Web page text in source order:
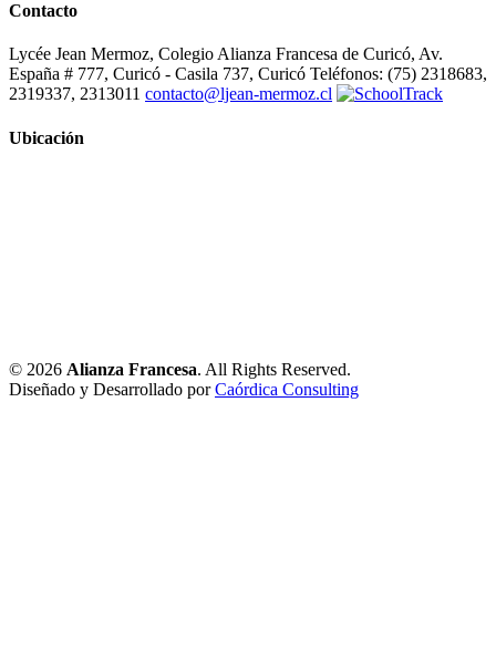
Contacto
Lycée Jean Mermoz, Colegio Alianza Francesa de Curicó, Av.
España # 777, Curicó - Casila 737, Curicó Teléfonos: (75) 2318683,
2319337, 2313011 contacto@ljean-mermoz.cl
Ubicación
© 2026 Alianza Francesa. All Rights Reserved.
Diseñado y Desarrollado porCaórdica Consulting